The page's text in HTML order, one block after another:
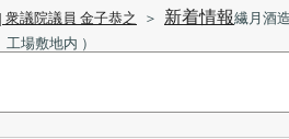
議院議員 金子恭之 ＞ 新着情報繊月酒
場敷地内 ）